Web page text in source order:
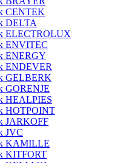
CENTEK
DELTA
ELECTROLUX
ENVITEC
ENERGY
ENDEVER
GELBERK
GORENJE
HEALPIES
HOTPOINT
JARKOFF
JVC
KAMILLE
KITFORT